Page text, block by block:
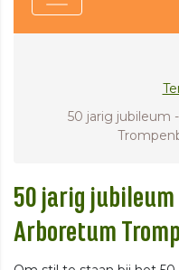
50 jarig jubileum
50 jarig
Arboretum